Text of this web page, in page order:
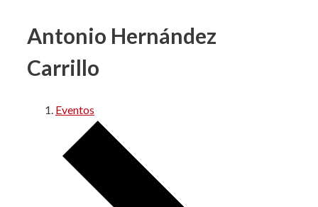
Antonio Hernández
Carrillo
Eventos